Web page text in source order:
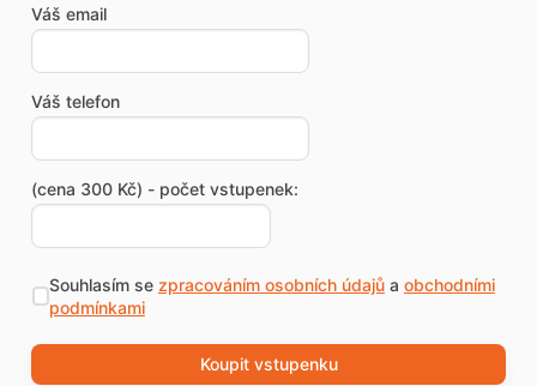
Váš email
Váš telefon
(cena 300 Kč) - počet vstupenek:
Souhlasím se zpracováním osobních údajůa obchodními
podmínkami
Koupit vstupenku